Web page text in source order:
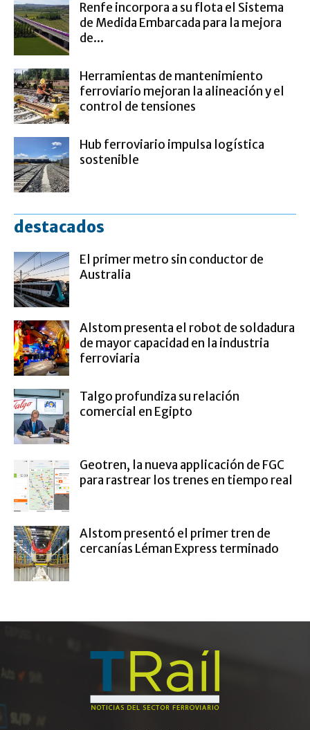
Renfe incorpora a su flota el Sistema
de Medida Embarcada para la mejora
de...
Herramientas de mantenimiento
ferroviario mejoran la alineación y el
control de tensiones
Hub ferroviario impulsa logística
sostenible
destacados
El primer metro sin conductor de
Australia
Alstom presenta el robot de soldadura
de mayor capacidad en la industria
ferroviaria
Talgo profundiza su relación
comercial en Egipto
Geotren, la nueva applicación de FGC
para rastrear los trenes en tiempo real
Alstom presentó el primer tren de
cercanías Léman Express terminado